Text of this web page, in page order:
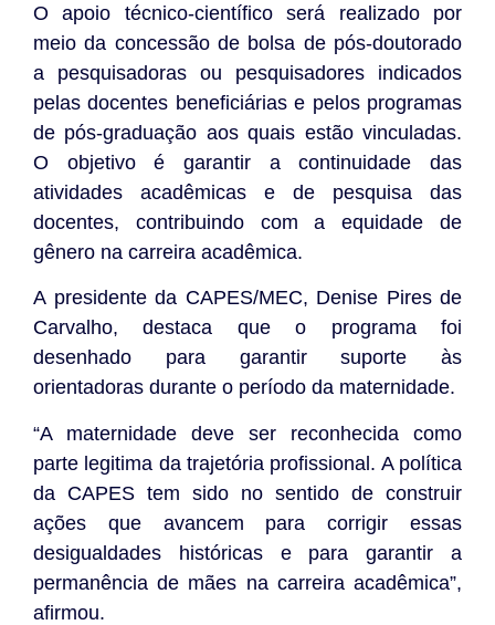
O apoio técnico-científico será realizado por
meio da concessão de bolsa de pós-doutorado
a pesquisadoras ou pesquisadores indicados
pelas docentes beneficiárias e pelos programas
de pós-graduação aos quais estão vinculadas.
O objetivo é garantir a continuidade das
atividades acadêmicas e de pesquisa das
docentes, contribuindo com a equidade de
gênero na carreira acadêmica.
A presidente da CAPES/MEC, Denise Pires de
Carvalho, destaca que o programa foi
desenhado para garantir suporte às
orientadoras durante o período da maternidade.
“A maternidade deve ser reconhecida como
parte legitima da trajetória profissional. A política
da CAPES tem sido no sentido de construir
ações que avancem para corrigir essas
desigualdades históricas e para garantir a
permanência de mães na carreira acadêmica”,
afirmou.